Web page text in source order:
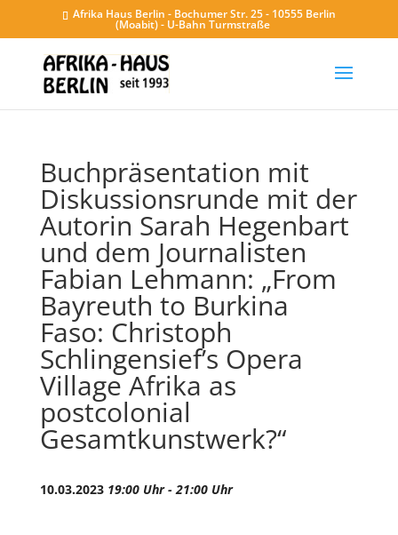
Afrika Haus Berlin - Bochumer Str. 25 - 10555 Berlin
(Moabit) - U-Bahn Turmstraße
Buchpräsentation mit
Diskussionsrunde mit der
Autorin Sarah Hegenbart
und dem Journalisten
Fabian Lehmann: „From
Bayreuth to Burkina
Faso: Christoph
Schlingensief’s Opera
Village Afrika as
postcolonial
Gesamtkunstwerk?“
10.03.2023 19:00 Uhr - 21:00 Uhr